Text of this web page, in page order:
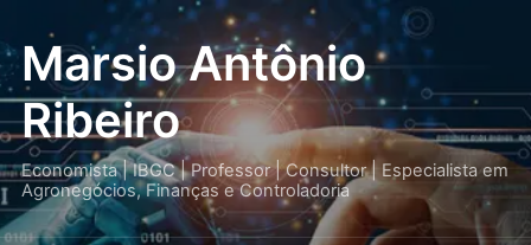
Marsio Antônio
Ribeiro
Economista | IBGC | Professor | Consultor | Especialista em
Agronegócios, Finanças e Controladoria